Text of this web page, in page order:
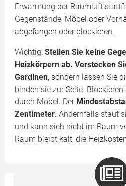
Erwärmung der Raumluft
Gegenstände, Möbel oder
abgefangen oder blockieren.
Wichtig: Stellen Sie keine
Heizkörpern ab. Verstecken
Gardinen, sondern lassen Sie
binden sie zur Seite.
durch Möbel. Der
Zentimeter. Andernfalls staut
und kann sich nicht im Raum
Raum bleibt kalt, die